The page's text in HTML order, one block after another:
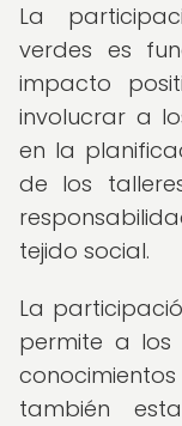
La
verdes es
impacto
involucrar a
en la
de los
tejido social.
La
permite a los
también